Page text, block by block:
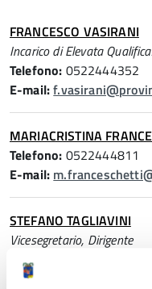
FRANCESCO VASIRANI
Incarico di Elevata
Telefono: 0522444352
E-mail:
MARIACRISTINA
Telefono: 0522444811
E-mail:
STEFANO TAGLIAVINI
Vicesegretario, Dirigente
Telefono:
E-mail: